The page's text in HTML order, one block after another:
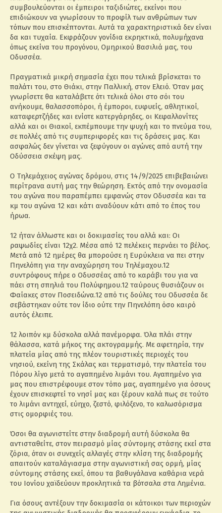
συμβουλεύονται οι έμπειροι ταξιδιώτες, εκείνοι που
επιδιώκουν να γνωρίσουν το προφίλ των ανθρώπων των
τόπων που επισκέπτονται. Αυτά τα χαρακτηριστικά δεν είναι
δα και τυχαία. Εκφράζουν γονίδια εκρηκτικά, πολυμήχανα
όπως εκείνα του προγόνου, Ομηρικού Βασιλιά μας, του
Οδυσσέα.
Πραγματικά μικρή σημασία έχει που τελικά βρίσκεται το
παλάτι του, στο Θιάκι, στην Παλλική, στον Ελειό. Όταν μας
γνωρίσετε θα καταλάβετε ότι τελικά όλοι στο σόι του
ανήκουμε, θαλασσοπόροι, ή έμποροι, ευφυείς, αθλητικοί,
καταφερτζήδες και ενίοτε κατεργάρηδες, οι Κεφαλλονίτες
αλλά και οι Θιακοί, εκπέμπουμε την ψυχή και το πνεύμα του,
σε πολλές από τις συμπεριφορές και τις δράσεις μας. Και
ασφαλώς δεν γίνεται να ξεφύγουν οι αγώνες από αυτή την
Οδύσσεια σκέψη μας.
Ο Τηλεμάχειος αγώνας δρόμου, στις 14/9/2025 επιβεβαιώνει
περίτρανα αυτή μας την θεώρηση. Εκτός από την ονομασία
του αγώνα που παραπέμπει εμφανώς στον Οδυσσέα και τα
κμ του αγώνα 12 και κάτι αναδύουν κάτι από το έπος του
ήρωα.
12 ήταν άλλωστε και οι δοκιμασίες του αλλά και: Οι
ραψωδίες είναι 12χ2. Μέσα από 12 πελέκεις περνάει το βέλος.
Μετά από 12 ημέρες θα μπορούσε η Ευρύκλεια να πει στην
Πηνελόπη για την αναχώρηση του Τηλέμαχου.12
συντρόφους πήρε ο Οδυσσέας από το καράβι του για να
πάει στη σπηλιά του Πολύφημου.12 ταύρους θυσιάζουν οι
Φαίακες στον Ποσειδώνα.12 από τις δούλες του Οδυσσέα δε
σεβάστηκαν ούτε τον ίδιο ούτε την Πηνελόπη όσο καιρό
αυτός έλειπε.
12 λοιπόν κμ δύσκολα αλλά πανέμορφα. Όλα πλάι στην
θάλασσα, κατά μήκος της ακτογραμμής. Με αφετηρία, την
πλατεία μίας από της πλέον τουριστικές περιοχές του
νησιού, εκείνη της Σκάλας και τερματισμό, την πλατεία του
Πόρου λίγο μετά το αγαπημένο λιμάνι του. Αγαπημένο για
μας που επιστρέφουμε στον τόπο μας, αγαπημένο για όσους
έχουν επισκεφτεί το νησί μας και ξέρουν καλά πως σε τούτο
το λιμάνι αντηχεί, εύηχο, ζεστό, φιλόξενο, το καλωσόρισμα
στις ομορφιές του.
Όσοι θα αγωνιστείτε στην διαδρομή αυτή δύσκολα θα
αντισταθείτε, στον πειρασμό μίας σύντομης στάσης εκεί στα
ζόρια, όταν οι συνεχείς αλλαγές στην κλίση της διαδρομής
απαιτούν καταλάγιασμα στην αγωνιστική σας ορμή, μίας
σύντομης στάσης εκεί, όπου τα βαθυγάλανα καθάρια νερά
του Ιονίου χαϊδεύουν προκλητικά τα βότσαλα στα Λημένια.
Για όσους αντέξουν την δοκιμασία οι κάτοικοι των περιοχών